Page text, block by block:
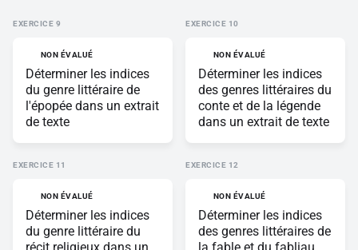
EXERCICE
NON ÉVALUÉ
Déterminer les indices
du genre littéraire de
l'épopée dans un extrait
de texte
EXERCICE
NON ÉVALUÉ
Déterminer les indices
des genres littéraires du
conte et de la légende
dans un extrait de texte
EXERCICE
NON ÉVALUÉ
Déterminer les indices
du genre littéraire du
EXERCICE
NON ÉVALUÉ
Déterminer les indices
des genres littéraires de